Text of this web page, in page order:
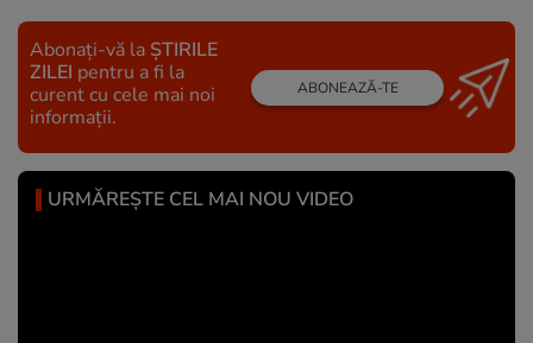
Abonați-vă la ȘTIRILE
ZILEI pentru a fi la
curent cu cele mai noi
informații.
ABONEAZĂ-TE
URMĂREȘTE CEL MAI NOU VIDEO